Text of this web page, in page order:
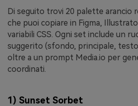
Di seguito trovi 20 palette arancio
che puoi copiare in Figma,
variabili CSS. Ogni set include un
suggerito (sfondo, principale,
oltre a un prompt Media.io per
coordinati.
1) Sunset Sorbet